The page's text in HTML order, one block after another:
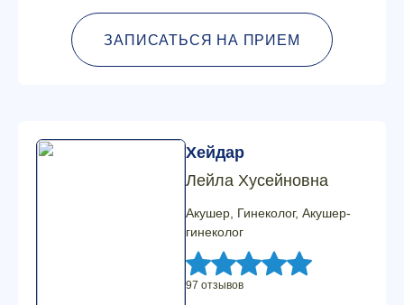
ЗАПИСАТЬСЯ НА ПРИЕМ
Хейдар
Лейла Хусейновна
Акушер, Гинеколог, Акушер-
гинеколог
97 отзывов